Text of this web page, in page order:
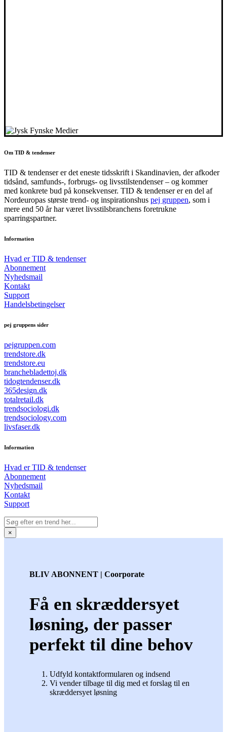
Om TID & tendenser
TID & tendenser er det eneste tidsskrift i Skandinavien, der afkoder
tidsånd, samfunds-, forbrugs- og livsstilstendenser – og kommer
med konkrete bud på konsekvenser. TID & tendenser er en del af
Nordeuropas største trend- og inspirationshus pej gruppen, som i
mere end 50 år har været livsstilsbranchens foretrukne
sparringspartner.
Information
Hvad er TID & tendenser
Abonnement
Nyhedsmail
Kontakt
Support
Handelsbetingelser
pej gruppens sider
pejgruppen.com
trendstore.dk
trendstore.eu
branchebladettoj.dk
tidogtendenser.dk
365design.dk
totalretail.dk
trendsociologi.dk
trendsociology.com
livsfaser.dk
Information
Hvad er TID & tendenser
Abonnement
Nyhedsmail
Kontakt
Support
×
BLIV ABONNENT | Coorporate
Få en skræddersyet
løsning, der passer
perfekt til dine behov
Udfyld kontaktformularen og indsend
Vi vender tilbage til dig med et forslag til en
skræddersyet løsning